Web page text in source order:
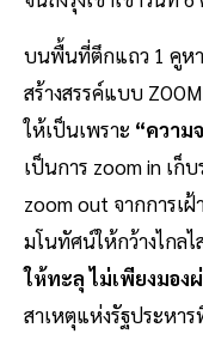
บนพื้นที่ตึกแถว 1 คูหา
สร้างสรรค์แบบ
ให้เป็นเพราะ “ความ
เป็นการ zoom in เก็
zoom out จากการเ
มโนทัศน์ให้กว้างไกลไ
ให้ทะลุ ไม่เพียงมอง
สาเหตุแห่งรัฐประหา